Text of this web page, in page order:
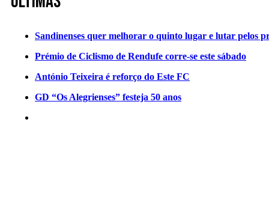
Sandinenses quer melhorar o quinto lugar e lutar pelos
Prémio de Ciclismo de Rendufe corre-se este sábado
António Teixeira é reforço do Este FC
GD “Os Alegrienses” festeja 50 anos